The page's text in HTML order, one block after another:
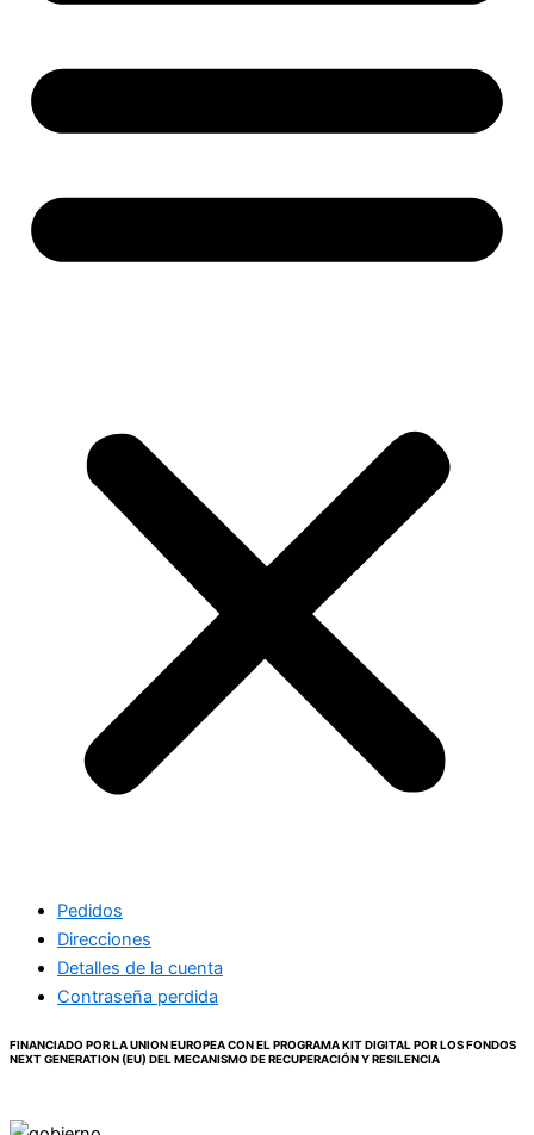
Pedidos
Direcciones
Detalles de la cuenta
Contraseña perdida
FINANCIADO POR LA UNION EUROPEA CON EL PROGRAMA KIT DIGITAL POR LOS FONDOS
NEXT GENERATION (EU) DEL MECANISMO DE RECUPERACIÓN Y RESILENCIA